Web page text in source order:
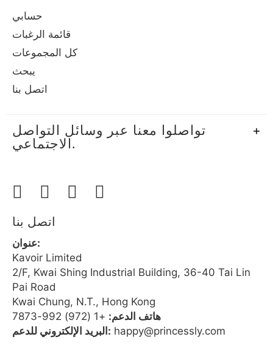
حسابي
قائمة الرغبات
كل المجموعات
يبحث
اتصل بنا
تواصلوا معنا عبر وسائل التواصل
الاجتماعي.
اتصل بنا
عنوان:
Kavoir Limited
2/F, Kwai Shing Industrial Building, 36-40 Tai Lin
Pai Road
Kwai Chung, N.T., Hong Kong
هاتف الدعم: +1 (972) 992-7873
البريد الإلكتروني للدعم: happy@princessly.com